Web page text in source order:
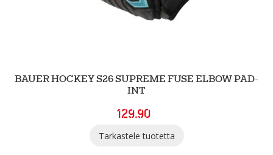
BAUER HOCKEY S26 SUPREME FUSE ELBOW PAD-
INT
129.90
Tarkastele tuotetta